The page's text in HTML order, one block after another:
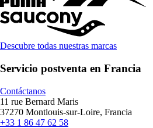
Descubre todas nuestras marcas
Servicio postventa en Francia
Contáctanos
11 rue Bernard Maris
37270 Montlouis-sur-Loire, Francia
+33 1 86 47 62 58